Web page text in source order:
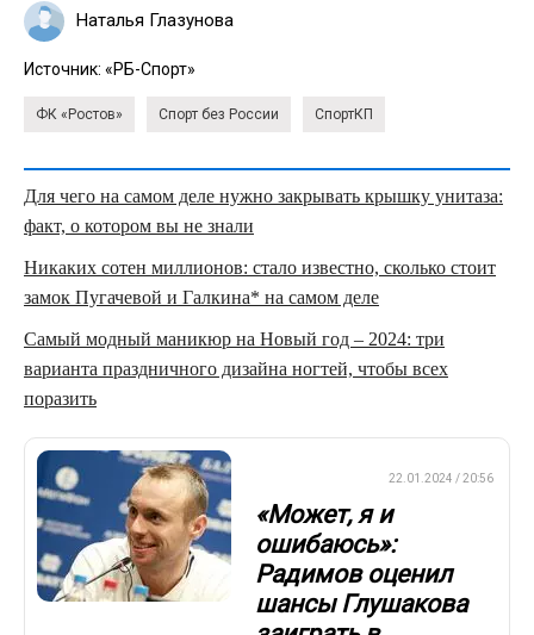
Наталья Глазунова
Источник: «РБ-Спорт»
ФК «Ростов» Спорт без России СпортКП
Для чего на самом деле нужно закрывать крышку унитаза:
факт, о котором вы не знали
Никаких сотен миллионов: стало известно, сколько стоит
замок Пугачевой и Галкина* на самом деле
Самый модный маникюр на Новый год – 2024: три
варианта праздничного дизайна ногтей, чтобы всех
поразить
22.01.2024 / 20:56
«Может, я и
ошибаюсь»:
Радимов оценил
шансы Глушакова